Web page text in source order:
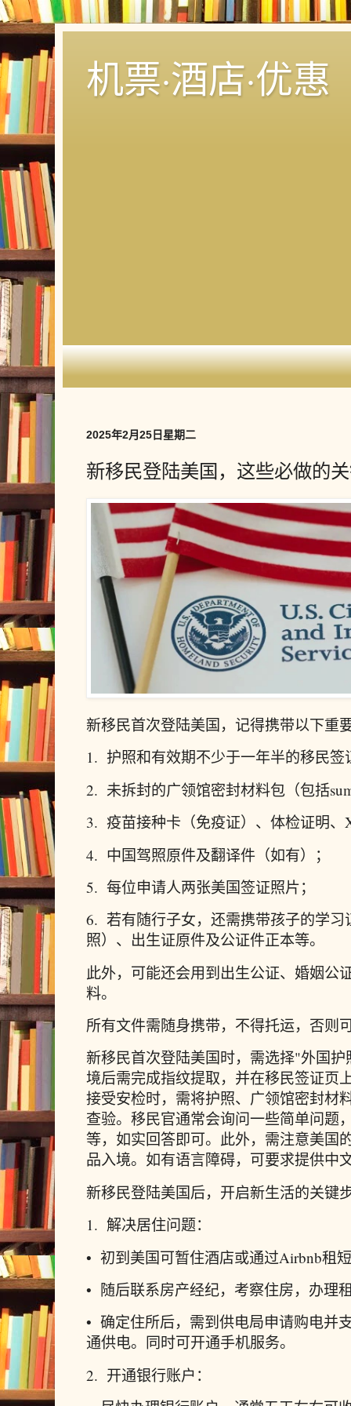
机票·酒店·优惠
2025年2月25日星期二
新移民登陆美国，这些必做的
新移民首次登陆美国，记得携带以下重
1. 护照和有效期不少于一年半的移民签
2. 未拆封的广领馆密封材料包（包括
3. 疫苗接种卡（免疫证）、体检证明、
4. 中国驾照原件及翻译件（如有）；
5. 每位申请人两张美国签证照片；
6. 若有随行子女，还需携带孩子的学习
照）、出生证原件及公证件正本等。
此外，可能还会用到出生公证、婚姻公
料。
所有文件需随身携带，不得托运，否则
新移民首次登陆美国时，需选择"外国
境后需完成指纹提取，并在移民签证页
接受安检时，需将护照、广领馆密封材
查验。移民官通常会询问一些简单问题
等，如实回答即可。此外，需注意美国
品入境。如有语言障碍，可要求提供中
新移民登陆美国后，开启新生活的关键
1. 解决居住问题：
• 初到美国可暂住酒店或通过Airbnb租
• 随后联系房产经纪，考察住房，办理
• 确定住所后，需到供电局申请购电并
通供电。同时可开通手机服务。
2. 开通银行账户：